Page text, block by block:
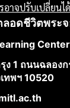
อาจปรับเปลี่ยน
ลอดชีวิตพระ
ง 1 ถนนฉลอง
ทพฯ 10520